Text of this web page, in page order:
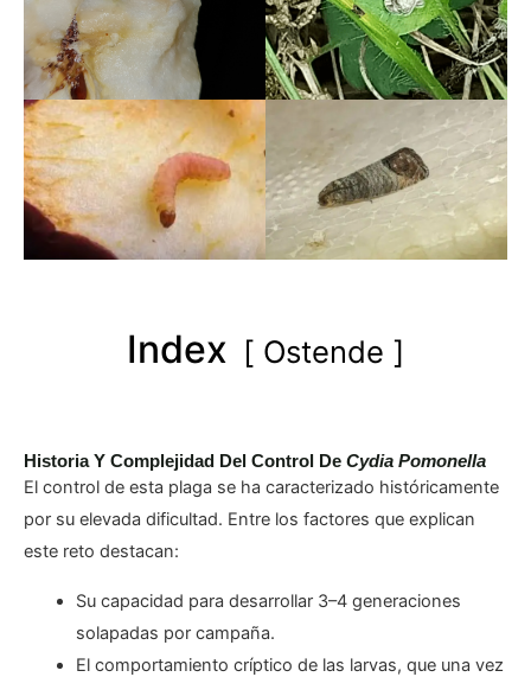
Index Ostende
Historia Y Complejidad Del Control De Cydia Pomonella
El control de esta plaga se ha caracterizado históricamente
por su elevada dificultad. Entre los factores que explican
este reto destacan:
Su capacidad para desarrollar 3–4 generaciones
solapadas por campaña.
El comportamiento críptico de las larvas, que una vez